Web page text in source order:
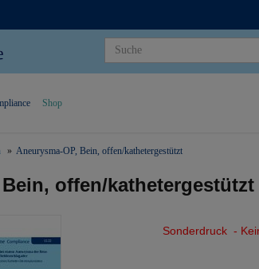
Shop
Aneurysma-OP, Bein, offen/kathetergestützt
Bein, offen/kathetergestützt
Sonderdruck -